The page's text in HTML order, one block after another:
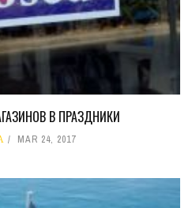
В ПРАЗДНИКИ
MAR 24, 2017